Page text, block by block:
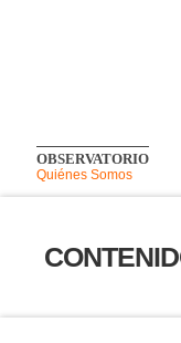
OBSERVATORIO
Quiénes Somos